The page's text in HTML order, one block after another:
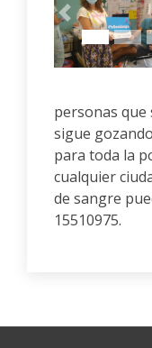
Anterior
personas que
sigue
para toda la
cualquier
de sangre
15510975.